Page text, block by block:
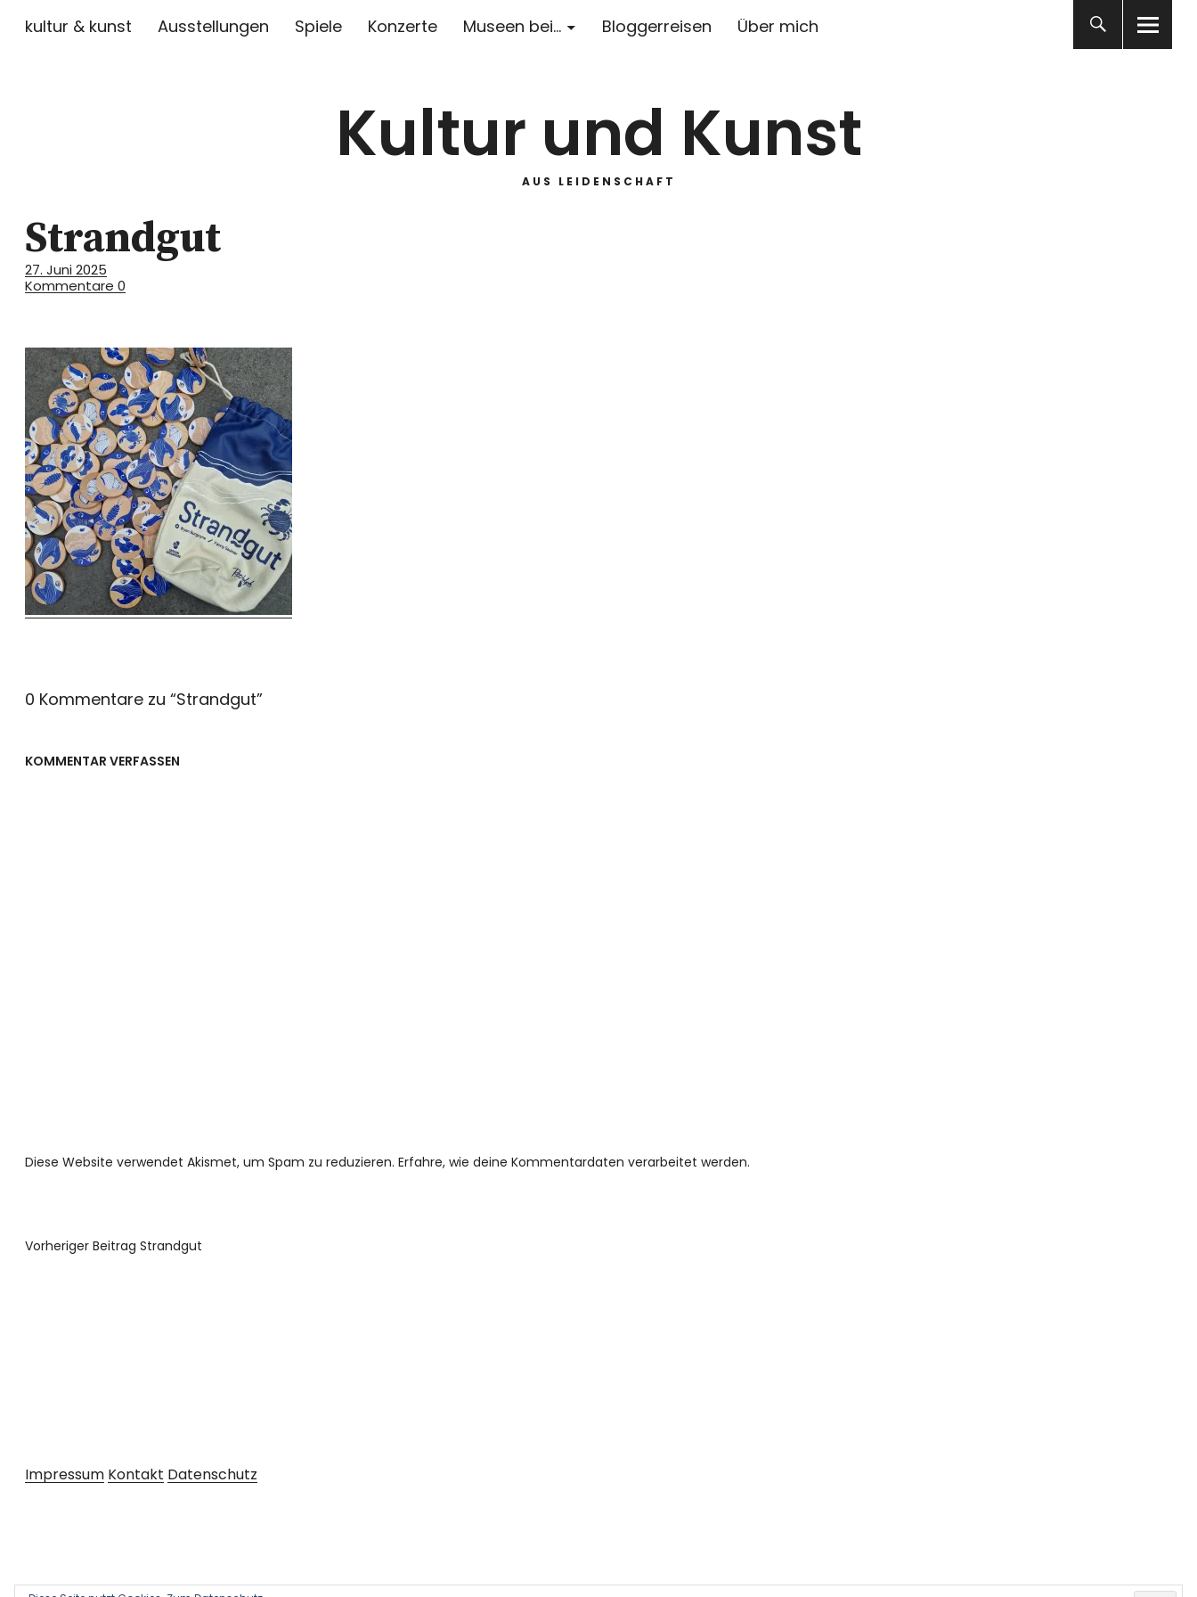
kultur & kunst Ausstellungen Spiele Konzerte Museen bei… Bloggerreisen Über mich
Kultur und Kunst
AUS LEIDENSCHAFT
Strandgut
27. Juni 2025
Kommentare 0
0 Kommentare zu “Strandgut”
KOMMENTAR VERFASSEN
Diese Website verwendet Akismet, um Spam zu reduzieren. Erfahre, wie deine Kommentardaten verarbeitet werden.
Vorheriger Beitrag Strandgut
Impressum Kontakt Datenschutz